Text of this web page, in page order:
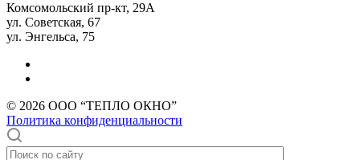
Комсомольский пр-кт, 29А
ул. Советская, 67
ул. Энгельса, 75
© 2026 ООО “ТЕПЛО ОКНО”
Политика конфиденциальности